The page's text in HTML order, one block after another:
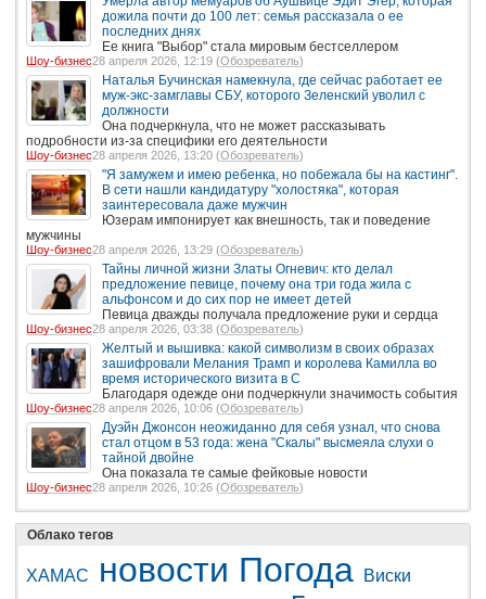
дожила почти до 100 лет: семья рассказала о ее
последних днях
Ее книга "Выбор" стала мировым бестселлером
Шоу-бизнес28 апреля 2026, 12:19 (Обозреватель)
Наталья Бучинская намекнула, где сейчас работает ее
муж-экс-замглавы СБУ, которого Зеленский уволил с
должности
Она подчеркнула, что не может рассказывать
подробности из-за специфики его деятельности
Шоу-бизнес28 апреля 2026, 13:20 (Обозреватель)
"Я замужем и имею ребенка, но побежала бы на кастинг".
В сети нашли кандидатуру "холостяка", которая
заинтересовала даже мужчин
Юзерам импонирует как внешность, так и поведение
мужчины
Шоу-бизнес28 апреля 2026, 13:29 (Обозреватель)
Тайны личной жизни Златы Огневич: кто делал
предложение певице, почему она три года жила с
альфонсом и до сих пор не имеет детей
Певица дважды получала предложение руки и сердца
Шоу-бизнес28 апреля 2026, 03:38 (Обозреватель)
Желтый и вышивка: какой символизм в своих образах
зашифровали Мелания Трамп и королева Камилла во
время исторического визита в С
Благодаря одежде они подчеркнули значимость события
Шоу-бизнес28 апреля 2026, 10:06 (Обозреватель)
Дуэйн Джонсон неожиданно для себя узнал, что снова
стал отцом в 53 года: жена "Скалы" высмеяла слухи о
тайной двойне
Она показала те самые фейковые новости
Шоу-бизнес28 апреля 2026, 10:26 (Обозреватель)
Облако тегов
ХАМАС новости Погода
Виски